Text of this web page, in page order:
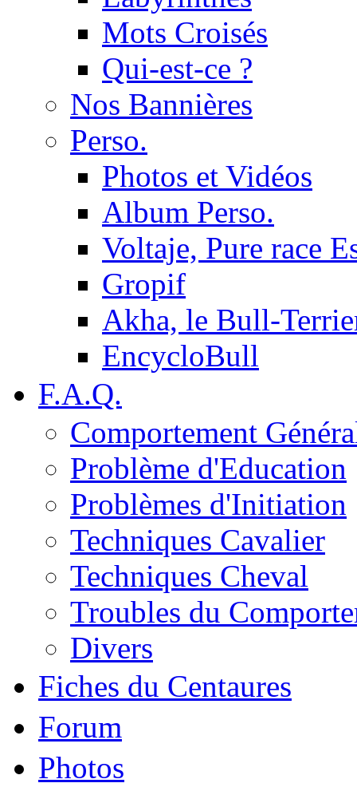
Mots Croisés
Qui-est-ce ?
Nos Bannières
Perso.
Photos et Vidéos
Album Perso.
Voltaje, Pure race
Gropif
Akha, le Bull-
EncycloBull
F.A.Q.
Comportement
Problème d'Education
Problèmes d'Initiation
Techniques Cavalier
Techniques Cheval
Troubles du
Divers
Fiches du Centaures
Forum
Photos